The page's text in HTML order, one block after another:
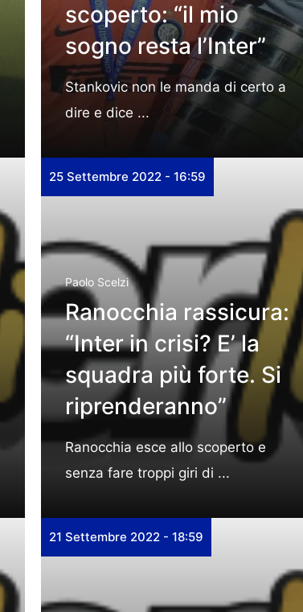
scoperto: “il mio
sogno resta l’Inter”
Stankovic non le manda di certo a
dire e dice ...
25 Settembre 2022 - 16:59
Paolo Scelzi
Ranocchia rassicura:
“Inter in crisi? E’ la
squadra più forte. Si
riprenderanno”
Ranocchia esce allo scoperto e
senza fare troppi giri di ...
21 Settembre 2022 - 18:59